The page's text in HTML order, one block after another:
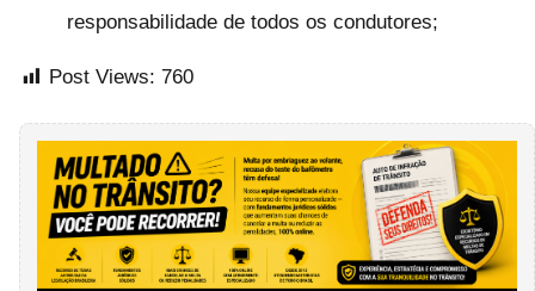
responsabilidade de todos os condutores;
Post Views: 760